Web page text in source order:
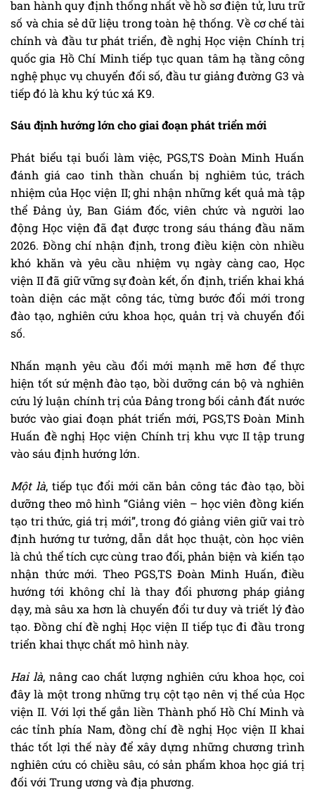
ban hành quy định thống nhất về hồ sơ điện tử, lưu trữ
số và chia sẻ dữ liệu trong toàn hệ thống. Về cơ chế tài
chính và đầu tư phát triển, đề nghị Học viện Chính trị
quốc gia Hồ Chí Minh tiếp tục quan tâm hạ tầng công
nghệ phục vụ chuyển đổi số, đầu tư giảng đường G3 và
tiếp đó là khu ký túc xá K9.
Sáu định hướng lớn cho giai đoạn phát triển mới
Phát biểu tại buổi làm việc, PGS,TS Đoàn Minh Huấn
đánh giá cao tinh thần chuẩn bị nghiêm túc, trách
nhiệm của Học viện II; ghi nhận những kết quả mà tập
thể Đảng ủy, Ban Giám đốc, viên chức và người lao
động Học viện đã đạt được trong sáu tháng đầu năm
2026. Đồng chí nhận định, trong điều kiện còn nhiều
khó khăn và yêu cầu nhiệm vụ ngày càng cao, Học
viện II đã giữ vững sự đoàn kết, ổn định, triển khai khá
toàn diện các mặt công tác, từng bước đổi mới trong
đào tạo, nghiên cứu khoa học, quản trị và chuyển đổi
số.
Nhấn mạnh yêu cầu đổi mới mạnh mẽ hơn để thực
hiện tốt sứ mệnh đào tạo, bồi dưỡng cán bộ và nghiên
cứu lý luận chính trị của Đảng trong bối cảnh đất nước
bước vào giai đoạn phát triển mới, PGS,TS Đoàn Minh
Huấn đề nghị Học viện Chính trị khu vực II tập trung
vào sáu định hướng lớn.
Một là, tiếp tục đổi mới căn bản công tác đào tạo, bồi
dưỡng theo mô hình “Giảng viên – học viên đồng kiến
tạo tri thức, giá trị mới”, trong đó giảng viên giữ vai trò
định hướng tư tưởng, dẫn dắt học thuật, còn học viên
là chủ thể tích cực cùng trao đổi, phản biện và kiến tạo
nhận thức mới. Theo PGS,TS Đoàn Minh Huấn, điều
hướng tới không chỉ là thay đổi phương pháp giảng
dạy, mà sâu xa hơn là chuyển đổi tư duy và triết lý đào
tạo. Đồng chí đề nghị Học viện II tiếp tục đi đầu trong
triển khai thực chất mô hình này.
Hai là, nâng cao chất lượng nghiên cứu khoa học, coi
đây là một trong những trụ cột tạo nên vị thế của Học
viện II. Với lợi thế gắn liền Thành phố Hồ Chí Minh và
các tỉnh phía Nam, đồng chí đề nghị Học viện II khai
thác tốt lợi thế này để xây dựng những chương trình
nghiên cứu có chiều sâu, có sản phẩm khoa học giá trị
đối với Trung ương và địa phương.